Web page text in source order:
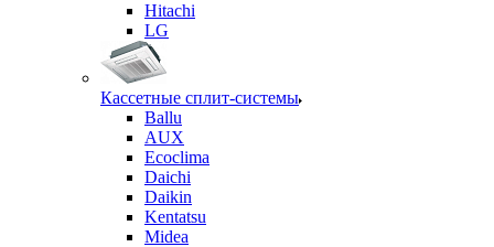
Hitachi
LG
Кассетные сплит-системы
Ballu
AUX
Ecoclima
Daichi
Daikin
Kentatsu
Midea